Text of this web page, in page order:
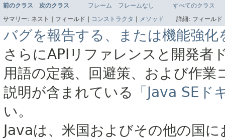
前のクラス 次のクラス フレーム フレームなし
すべてのクラス
サマリー: ネスト | フィールド | コンストラクタ | メソッド 詳細: フィール
バグを報告する、または機能強化
さらにAPIリファレンスと開発者
用語の定義、回避策、および作
説明が含まれている
「Java SE
い。
Javaは、米国およびその他の国